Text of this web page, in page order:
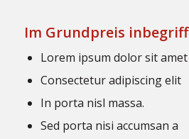
Im Grundpreis
Lorem ipsum dolor sit amet
Consectetur adipiscing elit
In porta nisl massa.
Sed porta nisi accumsan a